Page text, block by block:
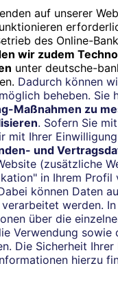
finanziert werden,
mit steigendem
In der
in erster Linie auf
die Bonität des
die
klassische
muss, um den
sich zu einem
bonitätsstarke
Verband
des
allerdings ein